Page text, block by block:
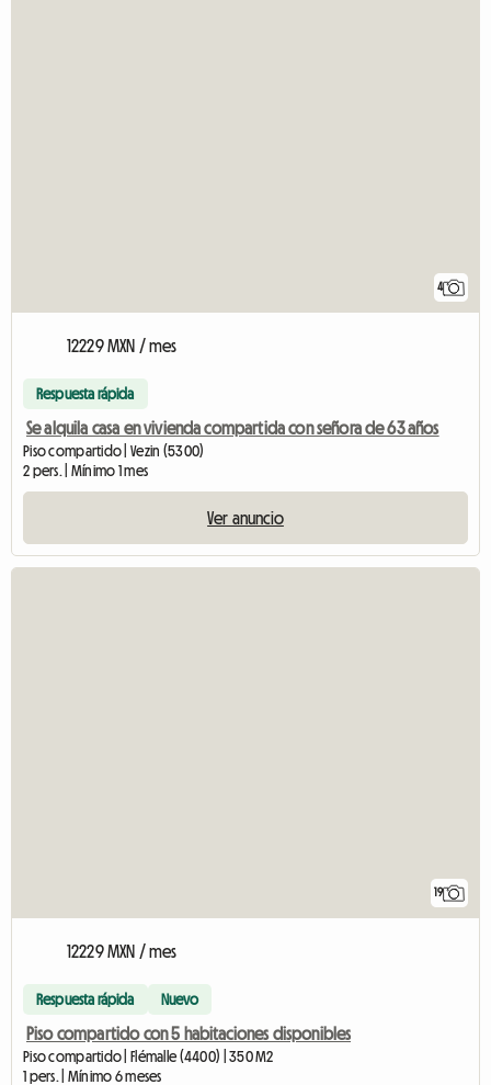
4
12229 MXN / mes
Respuesta rápida
Se alquila casa en vivienda compartida con señora de 63 años
Piso compartido | Vezin (5300)
2 pers. | Mínimo 1 mes
Ver anuncio
19
12229 MXN / mes
Respuesta rápida Nuevo
Piso compartido con 5 habitaciones disponibles
Piso compartido | Flémalle (4400) | 350 M2
1 pers. | Mínimo 6 meses